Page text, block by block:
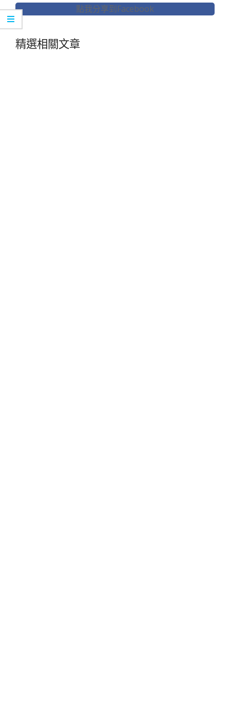
點我分享到Facebook
精選相關文章